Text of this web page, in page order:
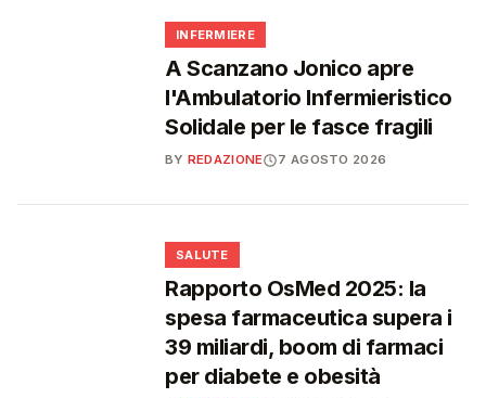
INFERMIERE
A Scanzano Jonico apre
l'Ambulatorio Infermieristico
Solidale per le fasce fragili
BY REDAZIONE 7 AGOSTO 2026
SALUTE
Rapporto OsMed 2025: la
spesa farmaceutica supera i
39 miliardi, boom di farmaci
per diabete e obesità